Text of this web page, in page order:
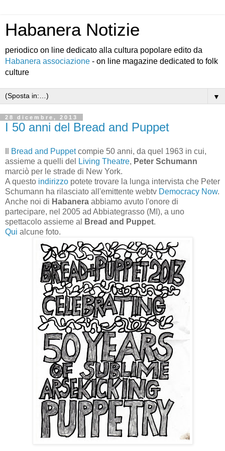
Habanera Notizie
periodico on line dedicato alla cultura popolare edito da
Habanera associazione - on line magazine dedicated to folk
culture
▼
28 dicembre, 2013
I 50 anni del Bread and Puppet
Bread and Puppetcompie 50 anni, da quel 1963 in cui,
assieme a quelli del
Living Theatre, Peter Schumann
marciò per le strade di New York.
A questo indirizzo potete trovare la lunga intervista che Peter
Schumann ha rilasciato all'emittente webtv Democracy Now.
Anche noi di Habanera abbiamo avuto l'onore di
partecipare, nel 2005 ad Abbiategrasso (MI), a uno
spettacolo assieme al
Bread and Puppet.
Qui alcune foto.